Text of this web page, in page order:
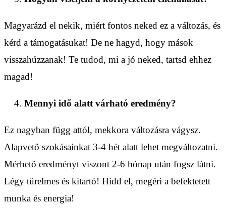
Magyarázd el nekik, miért fontos neked ez a változás, és
kérd a támogatásukat! De ne hagyd, hogy mások
visszahúzzanak! Te tudod, mi a jó neked, tartsd ehhez
magad!
Mennyi idő alatt várható eredmény?
Ez nagyban függ attól, mekkora változásra vágysz.
Alapvető szokásainkat 3-4 hét alatt lehet megváltozatni.
Mérhető eredményt viszont 2-6 hónap után fogsz látni.
Légy türelmes és kitartó! Hidd el, megéri a befektetett
munka és energia!